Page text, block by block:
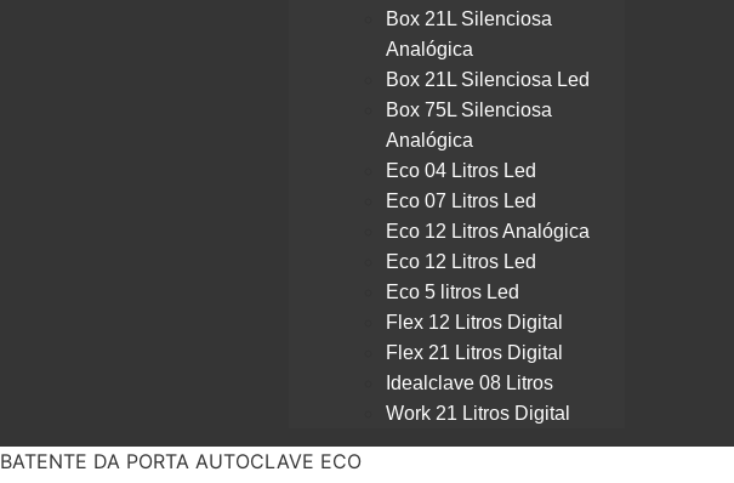
Box 21L Silenciosa
Analógica
Box 21L Silenciosa Led
Box 75L Silenciosa
Analógica
Eco 04 Litros Led
Eco 07 Litros Led
Eco 12 Litros Analógica
Eco 12 Litros Led
Eco 5 litros Led
Flex 12 Litros Digital
Flex 21 Litros Digital
Idealclave 08 Litros
Work 21 Litros Digital
BATENTE DA PORTA AUTOCLAVE ECO